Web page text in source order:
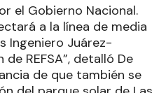
el Gobierno Nacional.
a la línea de media
Ingeniero Juárez-
REFSA”, detalló De
de que también se